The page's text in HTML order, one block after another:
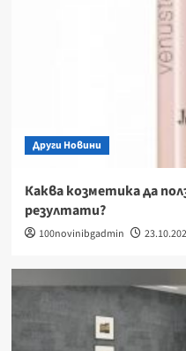
Други Новини
Каква козметика да
резултати?
100novinibgadmin